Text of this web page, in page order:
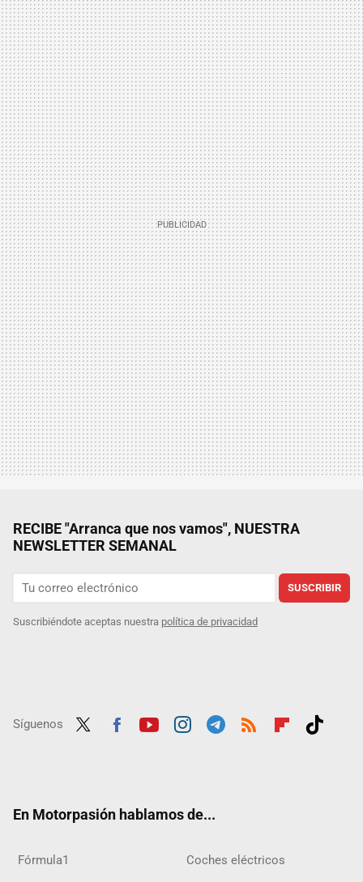
RECIBE "Arranca que nos vamos", NUESTRA
NEWSLETTER SEMANAL
SUSCRIBIR
Suscribiéndote aceptas nuestra política de privacidad
Síguenos
En Motorpasión hablamos de...
Fórmula1 Coches eléctricos